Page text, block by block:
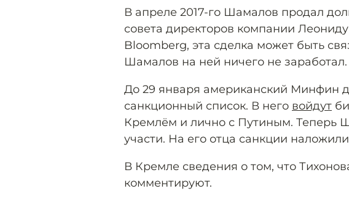
В апреле 2017-го Шамалов продал
совета директоров компании
Bloomberg, эта сделка может быть
Шамалов на ней ничего не заработал.
До 29 января американский Минфин
санкционный список. В него войдут
Кремлём и лично с Путиным. Теперь
участи. На его отца санкции
В Кремле сведения о том, что
комментируют.